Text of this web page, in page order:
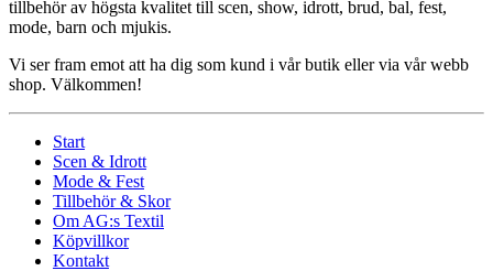
tillbehör av högsta kvalitet till scen, show, idrott, brud, bal, fest,
mode, barn och mjukis.
Vi ser fram emot att ha dig som kund i vår butik eller via vår webb
shop. Välkommen!
Start
Scen & Idrott
Mode & Fest
Tillbehör & Skor
Om AG:s Textil
Köpvillkor
Kontakt